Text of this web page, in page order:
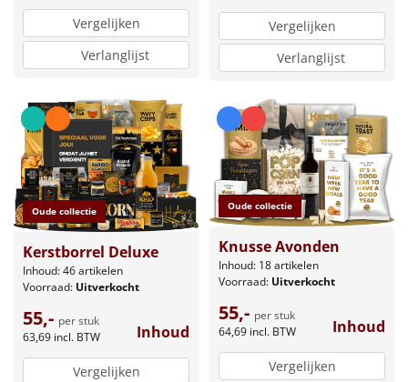
Vergelijken
Verlanglijst
Vergelijken
Verlanglijst
Oude collectie
Kerstborrel Deluxe
Inhoud: 46 artikelen
Voorraad: Uitverkocht
55,- per stuk
63,69 incl. BTW Inhoud
Vergelijken
Oude collectie
Knusse Avonden
Inhoud: 18 artikelen
Voorraad: Uitverkocht
55,- per stuk
64,69 incl. BTW Inhoud
Vergelijken